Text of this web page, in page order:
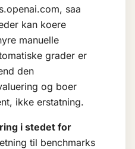
saa
kan koere
manuelle
grader er
den
og boer
ikke erstatning.
i stedet for
til benchmarks